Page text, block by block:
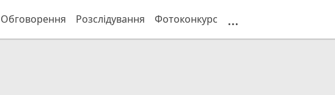
Обговорення Розслідування Фотоконкурс ...